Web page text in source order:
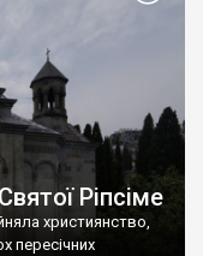
Ріпсіме
християнство,
пересічних